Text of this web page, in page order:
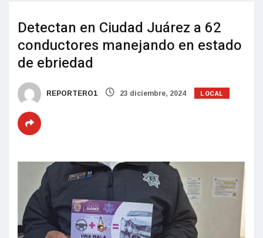
Detectan en Ciudad Juárez a 62
conductores manejando en estado
de ebriedad
REPORTERO1 23 diciembre, 2024 LOCAL